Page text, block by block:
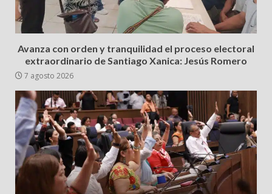
Avanza con orden y tranquilidad el proceso electoral
extraordinario de Santiago Xanica: Jesús Romero
7 agosto 2026